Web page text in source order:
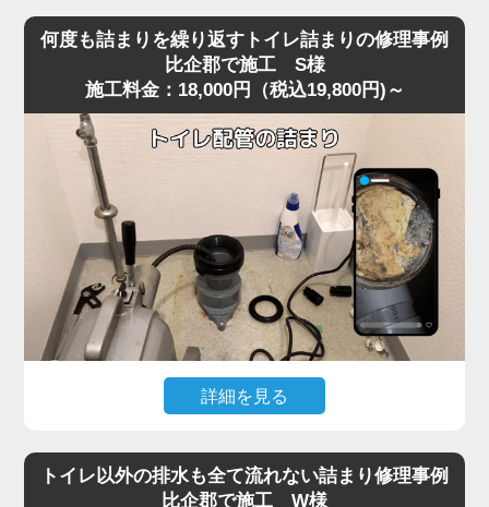
り使用できる状態へ無事復旧。
作業後は、嘔吐物は固まりやすいため一度に流さず、紙や
水で分けながら処理する方法をご案内。
を便器に落としてしまい、そのまま気付かず流してしまっ
たことで水位が上がり続け、全く流れなくなったというご
相談がありました。
現場に到着して状況を確認すると、表面上は見えないもの
の、便器内部のカーブした部分で異物がしっかりと引っ掛
かっており、水だけがわずかに抜けていく典型的な異物詰
まりの状態。
こうしたケースは比企郡の住宅でもよく見られ、特に節水
型トイレは排水路が細いため、おもちゃ・キャップ・固形
物などが奥で詰まると家庭用の道具では動かせません。
今回は便器内部で異物が強く噛み込み、手前からの作業で
は取り出しが不可能だったため、便器を一度取り外す脱着
作業で対処しました。
便器を慎重に外し、裏側の排水経路を確認すると、小さな
プラスチックのおもちゃが排水管の入口で完全に引っかか
異物を取り除き、排水路の汚れや残留物も清掃したうえで
再度便器を設置し、通水テストを行うと問題なくスムーズ
何度も詰まりを繰り返すトイレ詰まりの修理事例
比企郡で施工 S様
施工料金：18,000円（税込19,800円)～
詳細を見る
すというご相談がありました。
現場で便器の状態を確認すると、一時的には流れてもすぐ
トイレ以外の排水も全て流れない詰まり修理事例
比企郡で施工 W様